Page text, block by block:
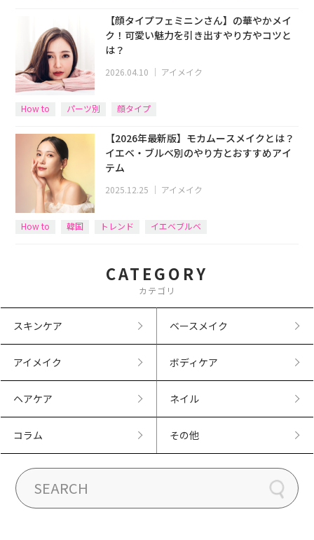
【顔タイプフェミニンさん】の華やかメイ
ク！可愛い魅力を引き出すやり方やコツと
は？
2026.04.10 ｜ アイメイク
How to パーツ別 顔タイプ
【2026年最新版】モカムースメイクとは？
イエベ・ブルベ別のやり方とおすすめアイ
テム
2025.12.25 ｜ アイメイク
How to 韓国 トレンド イエベブルベ
CATEGORY
カテゴリ
スキンケア ベースメイク
アイメイク ボディケア
ヘアケア ネイル
コラム その他